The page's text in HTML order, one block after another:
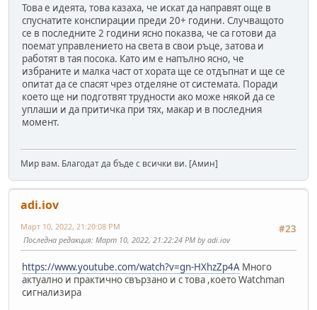
Това е идеята, това казаха, че искат да направят още в
спуснатите конспирации преди 20+ години. Случващото
се в последните 2 години ясно показва, че са готови да
поемат управлението на света в свои ръце, затова и
работят в тая посока. Като им е напълно ясно, че
избраните и малка част от хората ще се отдъпнат и ще се
опитат да се спасят чрез отделяне от системата. Поради
което ще ни подготвят трудности ако може някой да се
уплаши и да притичка при тях, макар и в последния
момент.
Мир вам. Благодат да бъде с всички ви. [Амин]
adi.iov
#23
Март 10, 2022, 21:20:08 PM
Последна редакция: Март 10, 2022, 21:22:24 PM by adi.iov
https://www.youtube.com/watch?v=gn-HXhzZp4A Много
актуално и практично свързано и с това ,което Watchman
сигнализира